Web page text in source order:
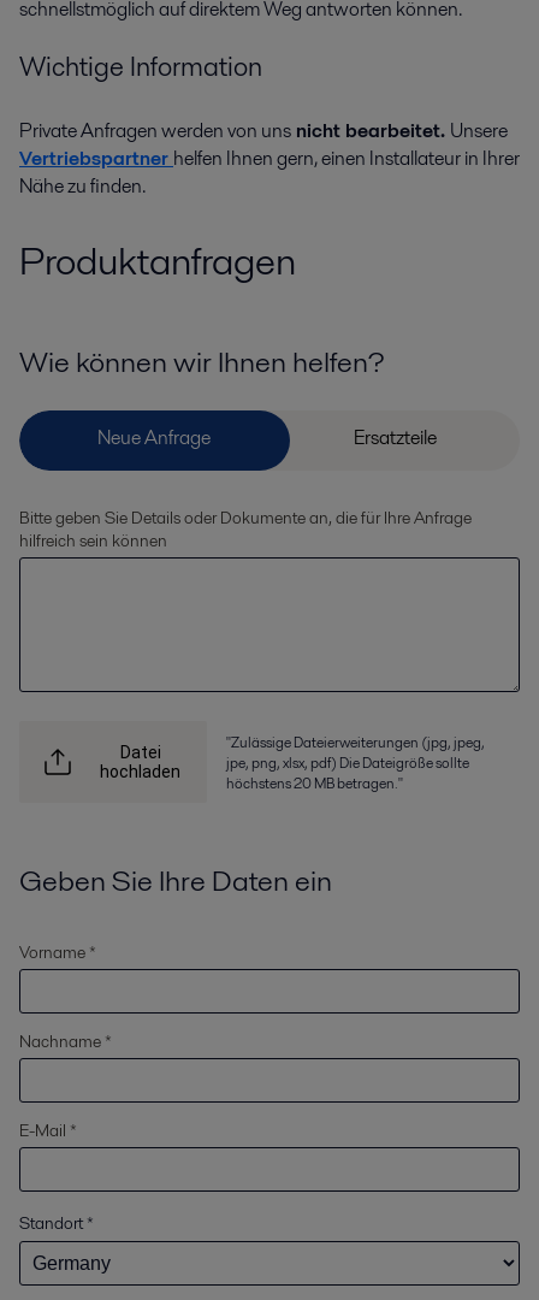
schnellstmöglich auf direktem Weg antworten können.
Wichtige Information
Private Anfragen werden von uns nicht bearbeitet. Unsere
Vertriebspartner helfen Ihnen gern, einen Installateur in Ihrer
Nähe zu finden.
Produktanfragen
Wie können wir Ihnen helfen?
Bitte geben Sie Details oder Dokumente an, die für Ihre Anfrage
hilfreich sein können
Datei
hochladen
"Zulässige Dateierweiterungen (jpg, jpeg,
jpe, png, xlsx, pdf) Die Dateigröße sollte
höchstens 20 MB betragen."
Geben Sie Ihre Daten ein
Vorname *
Nachname *
E-Mail *
Standort*